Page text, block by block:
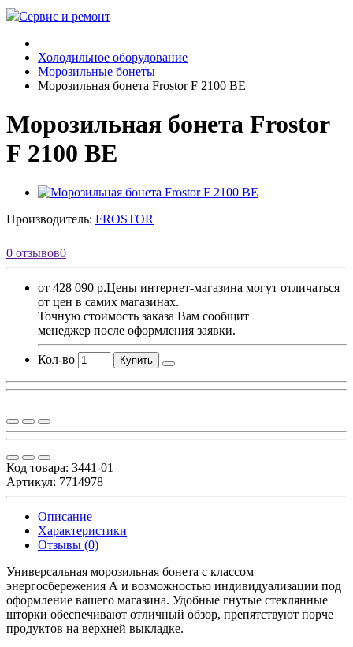
Сервис и ремонт
Холодильное оборудование
Морозильные бонеты
Морозильная бонета Frostor F 2100 BE
Морозильная бонета Frostor
F 2100 BE
Производитель: FROSTOR
0 отзывов0
от 428 090 р.Цены интернет-магазина могут отличаться
от цен в самих магазинах.
Точную стоимость заказа Вам сообщит
менеджер после оформления заявки.
Кол-во Купить
Код товара: 3441-01
Артикул: 7714978
Описание
Характеристики
Отзывы (0)
Универсальная морозильная бонета с классом
энергосбережения А и возможностью индивидуализации под
оформление вашего магазина. Удобные гнутые стеклянные
шторки обеспечивают отличный обзор, препятствуют порче
продуктов на верхней выкладке.